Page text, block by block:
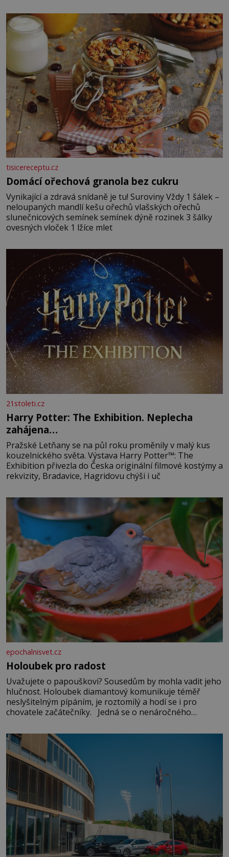
posypání Postup: Oddělte žloutky od bílků. Žloutky
vyšlehejte s cukrem do světlé pěny a postupně do nich
vmíchejte mascarpone, aby vznikl hladký
tisicereceptu.cz
Domácí ořechová granola bez cukru
Vynikající a zdravá snídaně je tu! Suroviny Vždy 1 šálek –
neloupaných mandlí kešu ořechů vlašských ořechů
slunečnicových semínek semínek dýně rozinek 3 šálky
ovesných vloček 1 lžíce mlet
21stoleti.cz
Harry Potter: The Exhibition. Neplecha
zahájena…
Pražské Letňany se na půl roku proměnily v malý kus
kouzelnického světa. Výstava Harry Potter™: The
Exhibition přivezla do Česka originální filmové kostýmy a
rekvizity, Bradavice, Hagridovu chýši i uč
epochalnisvet.cz
Holoubek pro radost
Uvažujete o papouškovi? Sousedům by mohla vadit jeho
hlučnost. Holoubek diamantový komunikuje téměř
neslyšitelným pípáním, je roztomilý a hodí se i pro
chovatele začátečníky. Jedná se o nenáročného
času tráví na zemi, kde sbírá zbytky semínek Jeho
domovinou je prakticky celá Austrálie s výjimkou
pobřežní oblasti.